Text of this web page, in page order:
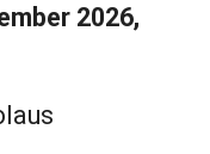
2026,